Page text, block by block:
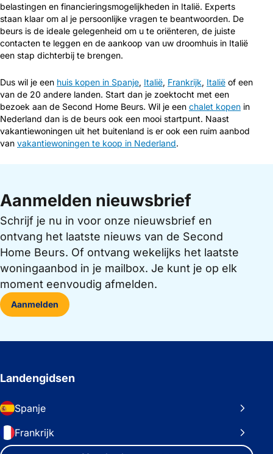
belastingen en financieringsmogelijkheden in Italië. Experts
staan klaar om al je persoonlijke vragen te beantwoorden. De
beurs is de ideale gelegenheid om u te oriënteren, de juiste
contacten te leggen en de aankoop van uw droomhuis in Italië
een stap dichterbij te brengen.
Dus wil je een huis kopen in Spanje, Italië, Frankrijk, Italië of een
van de 20 andere landen. Start dan je zoektocht met een
bezoek aan de Second Home Beurs. Wil je een chalet kopen in
Nederland dan is de beurs ook een mooi startpunt. Naast
vakantiewoningen uit het buitenland is er ook een ruim aanbod
van vakantiewoningen te koop in Nederland.
Aanmelden nieuwsbrief
Schrijf je nu in voor onze nieuwsbrief en
ontvang het laatste nieuws van de Second
Home Beurs. Of ontvang wekelijks het laatste
woningaanbod in je mailbox. Je kunt je op elk
moment eenvoudig afmelden.
Aanmelden
Landengidsen
Spanje
Frankrijk